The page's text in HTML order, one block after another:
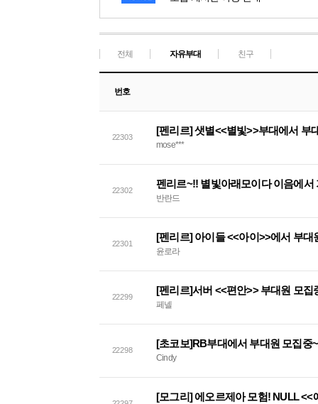
전체 자유부대 친구
번호
22303
[펜리르] 샛별<<별빛>>부대에서 부
mose***
22302
펜리르~!! 별빛아래모이다 이음에서
반란드
22301
[펜리르] 아이들 <<아이>>에서 부대
윤로라
22299
[펜리르]서버 <<편안>> 부대원 모집
페넬
22298
[초코보]RB부대에서 부대원 모집중~
Cindy
[모그리] 에오르제아 모험! NULL <<